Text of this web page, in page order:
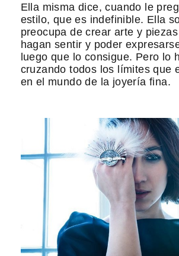
Ella misma dice, cuando le
estilo, que es indefinible. Ella
preocupa de crear arte y
hagan sentir y poder
luego que lo consigue. Pero lo
cruzando todos los límites que
en el mundo de la joyería fina.